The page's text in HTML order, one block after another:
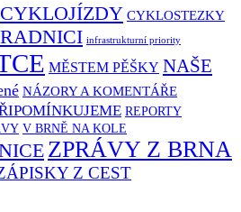
CYKLOJÍZDY CYKLOSTEZKY
infrastrukturní priority
MĚSTEM PĚŠKY NAŠE
NÁZORY A KOMENTÁŘE
REPORTY
V BRNĚ NA KOLE
ZPRÁVY Z BRNA
Z CEST